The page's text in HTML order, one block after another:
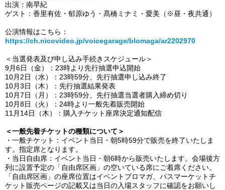
出演：南早紀
ゲスト：香里有佐・郁原ゆう・髙橋ミナミ・愛美（※昼・夜共通）
公演情報はこちら：
https://ch.nicovideo.jp/voicegarage/blomaga/ar2202970
＜当選発表及び申し込み手続きスケジュール＞
9月6日（金）：23時より先行抽選申込開始
10月2日（水）：23時59分、先行抽選申し込み終了
10月3日（木）：先行抽選結果発表
10月7日（月）：23時59分、先行抽選当選者購入締め切り
10月8日（火）：24時より一般先着販売開始
11月14日（木）：購入チケット座席決定通知配信
＜一般先着チケットの種類について＞
・一般チケット：イベント当日・朝5時59分で販売を終了いたしま
す。指定席となります。
・当日自由席：イベント当日・朝6時から販売いたします。会場後方
列に設置予定の「自由席区画」の空いている席にご着席ください。
「自由席区画」の座席位置はイベントブロマガ、パスマーケットチ
ケット販売ページの記載又は当日の入場スタッフに確認をお願いし